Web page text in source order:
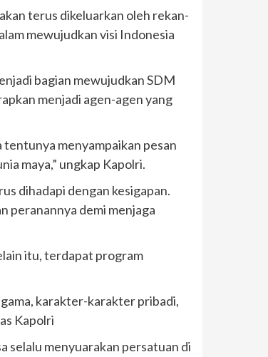
terus dikeluarkan oleh rekan-
mewujudkan visi Indonesia
bagian mewujudkan SDM
menjadi agen-agen yang
menyampaikan pesan
maya,” ungkap Kapolri.
dihadapi dengan kesigapan.
peranannya demi menjaga
itu, terdapat program
karakter-karakter pribadi,
Kapolri
selalu menyuarakan persatuan di